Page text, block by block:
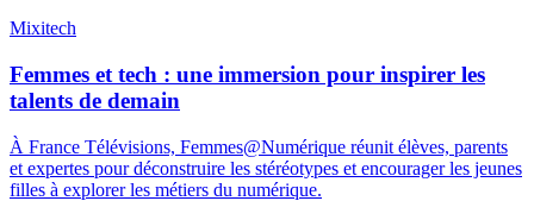
Mixitech
Femmes et tech : une immersion pour inspirer les
talents de demain
À France Télévisions, Femmes@Numérique réunit élèves, parents
et expertes pour déconstruire les stéréotypes et encourager les jeunes
filles à explorer les métiers du numérique.